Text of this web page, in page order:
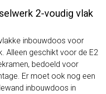
2-voudig vlak
inbouwdoos voor
Alleen geschikt voor de E2
bedoeld voor
Er moet ook nog een
inbouwdoos in